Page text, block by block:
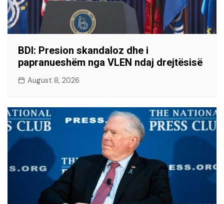
BDI: Presion skandaloz dhe i
papranueshëm nga VLEN ndaj drejtësisë
August 8, 2026